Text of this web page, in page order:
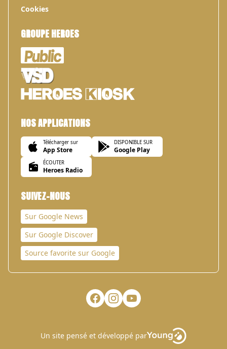
Cookies
GROUPE HEROES
NOS APPLICATIONS
Télécharger sur
App Store
DISPONIBLE SUR
Google Play
ÉCOUTER
Heroes Radio
SUIVEZ-NOUS
Sur Google News
Sur Google Discover
Source favorite sur Google
Un site pensé et développé par